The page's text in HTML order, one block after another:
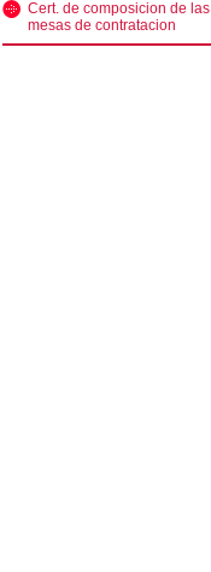
Cert. de composicion de las
mesas de contratacion